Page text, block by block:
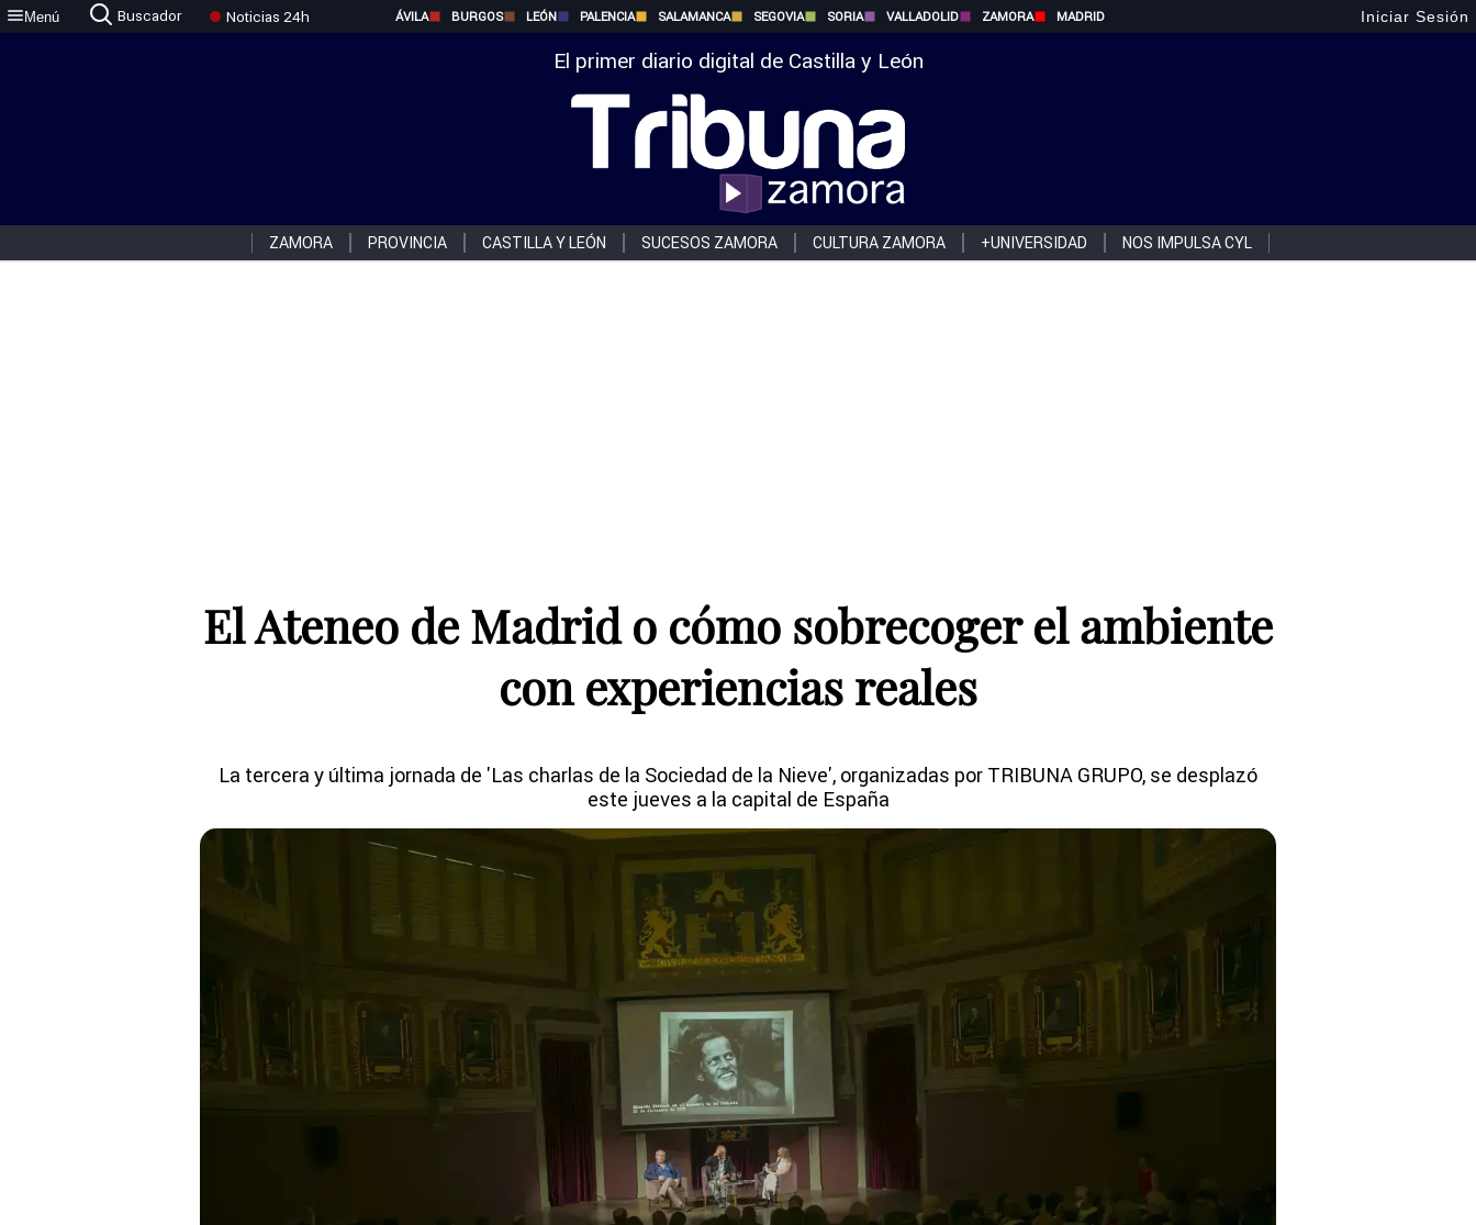
Menú Buscador Noticias 24h ÁVILA BURGOS LEÓN PALENCIA SALAMANCA SEGOVIA SORIA VALLADOLID ZAMORA MADRID Iniciar Sesión
El primer diario digital de Castilla y León
ZAMORA PROVINCIA CASTILLA Y LEÓN SUCESOS ZAMORA CULTURA ZAMORA +UNIVERSIDAD NOS IMPULSA CYL
El Ateneo de Madrid o cómo sobrecoger el ambiente
con experiencias reales
La tercera y última jornada de 'Las charlas de la Sociedad de la Nieve', organizadas por TRIBUNA GRUPO, se desplazó
este jueves a la capital de España